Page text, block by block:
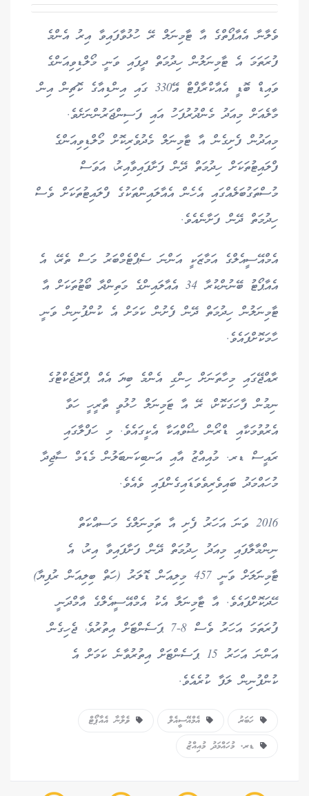
ވެލާނާ އެއާޕޯތްގެ އާ ޓާމިނަލް ރޭ ހުޅުވާފައިވާ އިރު އެންމެ
ފުރަތަމަ އެ ޓާމިނަލުން ހިދުމަތް ދީފައި ވަނީ މޯލްޑިވިއަންގެ
ވައިޑް ބޮޑީ އެއާކްރާފްޓް އޭ330 ގައި އިންޑިއާގެ ކޮޗިން އިން
މާލެއަށް މިއަދު މެންދުރުފަހު އައި ފަސިންޖަރުންނަށެވެ.
މިއަދުން ފެށިގެން އާ ޓާމިނަލް މެދުވެރިކޮށް މޯލްޑިވިއަންގެ
ފްލައިޓުތަކަށް ހިދުމަތް ދޭން ފަށާފައިވާއިރު، އަވަސް
މުސްތަގުބަލެއްގައި އެހެން އެއާލައިންތަކުގެ ފްލައިޓުތަކަށް ވެސް
ހިދުމަތް ދޭން ފަށާނެއެވެ.
އެމްއޭސީއެލްގެ އަމާޒަކީ އަންނަ ސެޕްޓެމްބަރު މަސް ތެރޭ، އެ
އެއާޕޯޓު ބޭނުންކުރާ 34 އެއާލައިންގެ މަތިންދާ ބޯޓުތަކަށް އާ
ޓާމިނަލުން ހިދުމަތް ދޭން ފެށުން ކަމަށް އެ ކުންފުނިން ވަނީ
ހާމަކޮށްފައެވެ.
ރާއްޖޭގައި މިހާތަނަށް ހިންގި އެންމެ ބިޔަ އެއް ޕްރޮޖެކްޓުގެ
ނިމުން ފާހަގަކޮށް، ރޭ އާ ޓަމިނަލް ހުޅުވީ ތާރީހީ ހަވާ
އެރުވުމަކާއި ޑްރޯން ޝޯވްއަކާ އެކީގައެވެ. މި ހަފްލާގައި
ރައީސް ޑރ. މުއިއްޒު އާއި އަނބިކަނބަލުން މެޑަމް ސާޖިދާ
މުހައްމަދު ބައިވެރިވެވަޑައިގެންފައި ވެއެވެ.
2016 ވަނަ އަހަރު ފެށި އާ ތަމިނަލްގެ މަސއްކަތް
ނިންމާލާފައި މިއަދު ހިދުމަތް ދޭން ފަށާފައިވާ އިރު، އެ
ޓާމިނަަލަށް ވަނީ 457 މިލިއަން ޑޮލަރު (ހަތް ބިލިއަން ރުފިޔާ)
ހޭދަކޮށްފައެވެ. އާ ޓާމިނަލާ އެކު އެމްއޭސީއެލްގެ އާމްދަނީ
ފުރަތަމަ އަހަރު ވެސް 8-7 ޕަސެންޓަށް އިތުރުވެ، ޖެހިގެން
އަންނަ އަހަރު 15 ޕަސެންޓަށް އިތުރުވާނެ ކަމަށް އެ
ކުންފުނިން ލަފާ ކުރެއެވެ.
ހަބަރު އެމްއޭސީއެލް
ވެލާނާ އެއާޕޯޓް
ޑރ. މުހައްމަދު މުއިއްޒު